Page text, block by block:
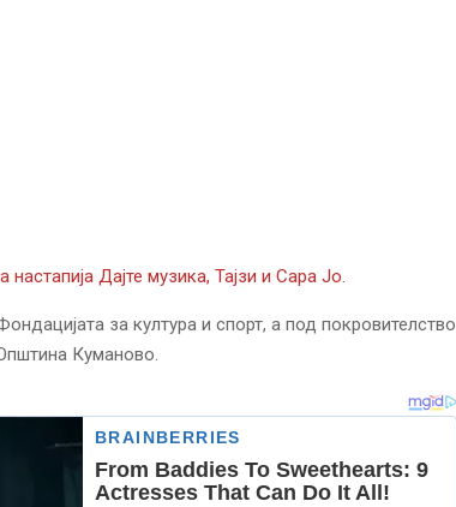
Дајте музика, Тајзи и Сара Јо.
за култура и спорт, а под покровителство
Куманово.